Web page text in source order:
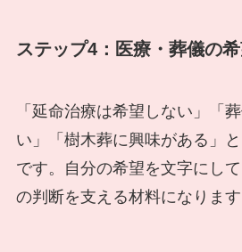
ステップ4：医療・葬儀の
「延命治療は希望しない」「
い」「樹木葬に興味がある」
です。自分の希望を文字にし
の判断を支える材料になります